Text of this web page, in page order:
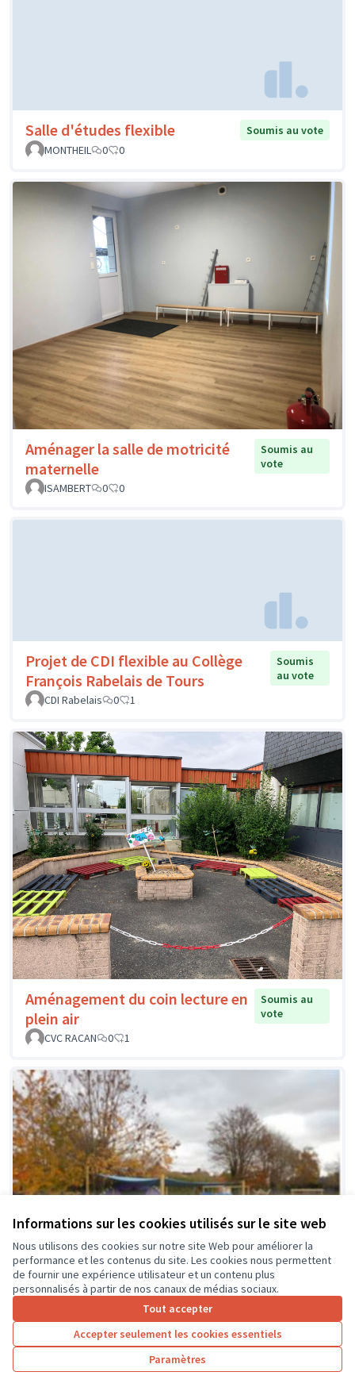
Informations sur les cookies utilisés sur le site web
Nous utilisons des cookies sur notre site Web pour améliorer la
performance et les contenus du site. Les cookies nous permettent
de fournir une expérience utilisateur et un contenu plus
personnalisés à partir de nos canaux de médias sociaux.
Tout accepter
Accepter seulement les cookies essentiels
Paramètres
Salle d'études flexible
Soumis au vote
MONTHEIL
0 0
Aménager la salle de motricité
maternelle
Soumis au
vote
ISAMBERT
0 0
Projet de CDI flexible au Collège
François Rabelais de Tours
Soumis
au vote
CDI Rabelais
0 1
Aménagement du coin lecture en
plein air
Soumis au
vote
CVC RACAN
0 1
La classe en dehors des murs
Soumis au vote
0